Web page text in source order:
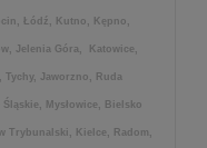
Łódź, Kutno, Kępno,
Jelenia Góra, Katowice,
Jaworzno, Ruda
Mysłowice, Bielsko
Trybunalski, Kielce, Radom,